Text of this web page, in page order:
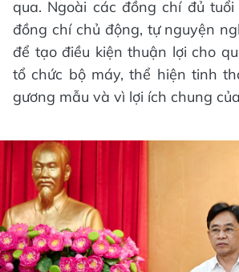
qua. Ngoài các đồng chí đủ
đồng chí chủ động, tự nguyện
để tạo điều kiện thuận lợi cho
tổ chức bộ máy, thể hiện tinh
gương mẫu và vì lợi ích chung